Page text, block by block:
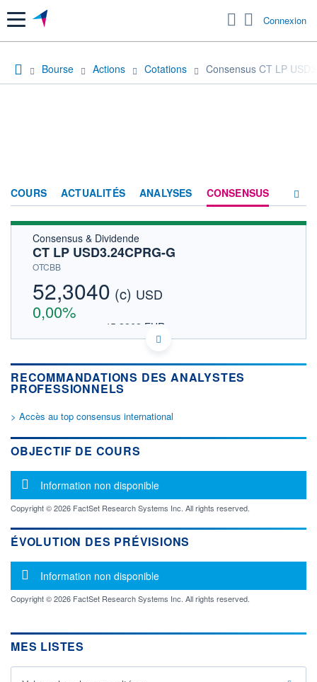
Menu Connexion
Bourse Actions Cotations Consensus CT LP
COURS ACTUALITÉS ANALYSES CONSENSUS
ACTIONNAIRES
Consensus & Dividende
CT LP USD3.24CPRG-G
OTCBB
52,3040 (c) USD
0,00%
45,3868 EUR
DONNÉES TEMPS DIFFÉRÉ
Politique d'exécution
Cotation sur les autres places
OUVERTURE CLÔTURE VEILLE
0,0000
0
VALORISATION
LIMITE À LA
BAISSE
0,0000
LIMITE À LA
HAUSSE
0,0000
RENDEMENT
ESTIMÉ 2026
- -
05.08.26 / 20:16:29
Non éligible
Boursobank
RECOMMANDATIONS DES ANALYSTES
PROFESSIONNELS
> Accès au top consensus international
OBJECTIF DE COURS
Message d'information
Information non disponible
Copyright © 2026 FactSet Research Systems Inc. All rights reserved.
ÉVOLUTION DES PRÉVISIONS
Message d'information
Information non disponible
Copyright © 2026 FactSet Research Systems Inc. All rights reserved.
MES LISTES